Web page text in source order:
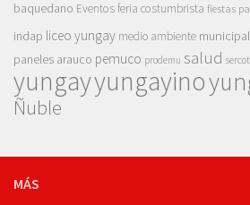
baquedano Eventosferia costumbrista fiestas
indap liceo yungay medio ambiente
paneles arauco pemuco prodemu salud
yungayyungayino
Ñuble
MÁS